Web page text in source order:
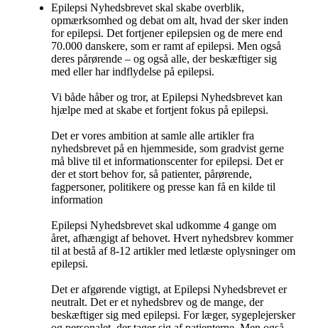
Epilepsi Nyhedsbrevet skal skabe overblik,
opmærksomhed og debat om alt, hvad der sker inden
for epilepsi. Det fortjener epilepsien og de mere end
70.000 danskere, som er ramt af epilepsi. Men også
deres pårørende – og også alle, der beskæftiger sig
med eller har indflydelse på epilepsi.
Vi både håber og tror, at Epilepsi Nyhedsbrevet kan
hjælpe med at skabe et fortjent fokus på epilepsi.
Det er vores ambition at samle alle artikler fra
nyhedsbrevet på en hjemmeside, som gradvist gerne
må blive til et informationscenter for epilepsi. Det er
der et stort behov for, så patienter, pårørende,
fagpersoner, politikere og presse kan få en kilde til
information
Epilepsi Nyhedsbrevet skal udkomme 4 gange om
året, afhængigt af behovet. Hvert nyhedsbrev kommer
til at bestå af 8-12 artikler med letlæste oplysninger om
epilepsi.
Det er afgørende vigtigt, at Epilepsi Nyhedsbrevet er
neutralt. Det er et nyhedsbrev og de mange, der
beskæftiger sig med epilepsi. For læger, sygeplejersker